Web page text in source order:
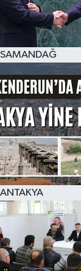
SAMANDAĞ
ANTAKYA